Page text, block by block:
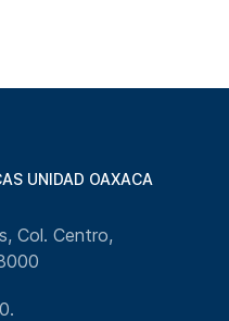
UNIDAD OAXACA
Col. Centro,